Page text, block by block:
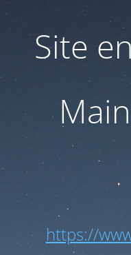
Site
https://